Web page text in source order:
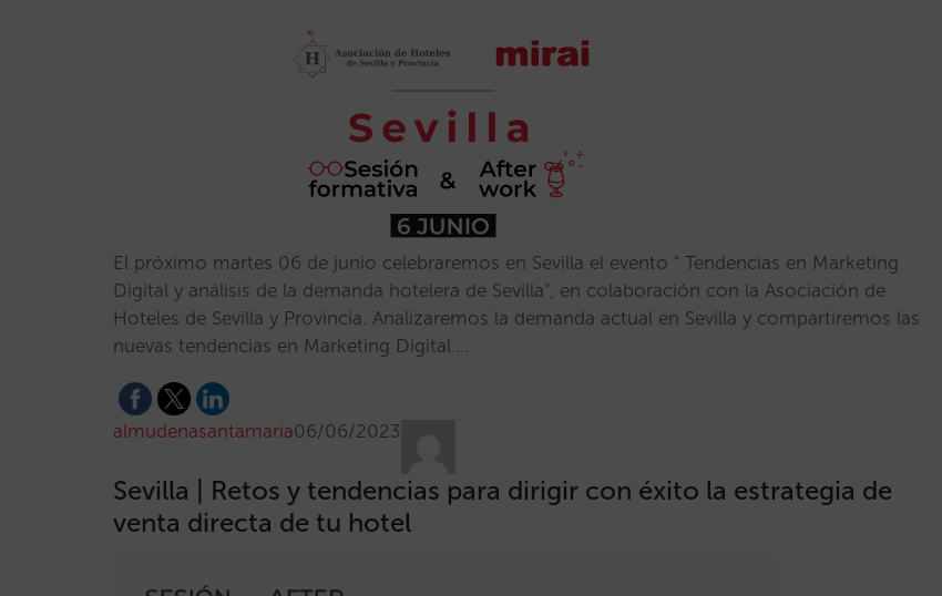
El próximo martes 06 de junio celebraremos en Sevilla el evento " Tendencias en Marketing
Digital y análisis de la demanda hotelera de Sevilla", en colaboración con la Asociación de
Hoteles de Sevilla y Provincia. Analizaremos la demanda actual en Sevilla y compartiremos las
nuevas tendencias en Marketing Digital.…
almudenasantamaria06/06/2023
Sevilla | Retos y tendencias para dirigir con éxito la estrategia de
venta directa de tu hotel